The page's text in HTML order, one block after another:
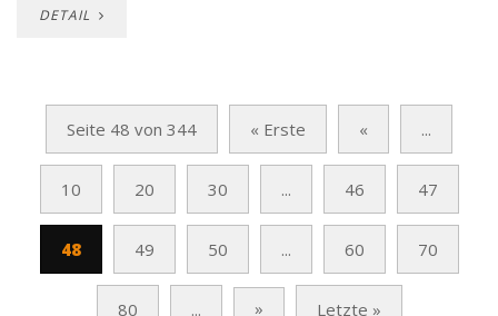
DETAIL
Seite 48 von 344 « Erste « ...
10 20 30 ... 46 47
48 49 50 ... 60 70
80 ... » Letzte »